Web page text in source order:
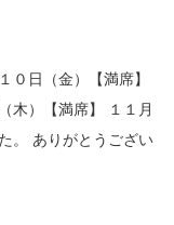
０日（金）【満席】
木）【満席】
１１月
。
ありがとうござい